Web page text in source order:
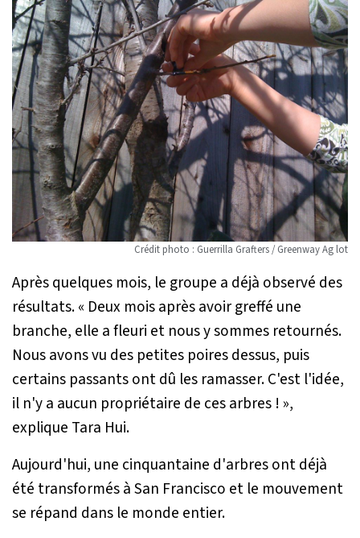
Crédit photo : Guerrilla Grafters / Greenway Ag lot
Après quelques mois, le groupe a déjà observé des
résultats.« Deux mois après avoir greffé une
branche, elle a fleuri et nous y sommes retournés.
Nous avons vu des petites poires dessus, puis
certains passants ont dû les ramasser. C'est l'idée,
il n'y a aucun propriétaire de ces arbres ! »,
explique Tara Hui.
Aujourd'hui, une cinquantaine d'arbres ont déjà
été transformés à San Francisco et le mouvement
se répand dans le monde entier.